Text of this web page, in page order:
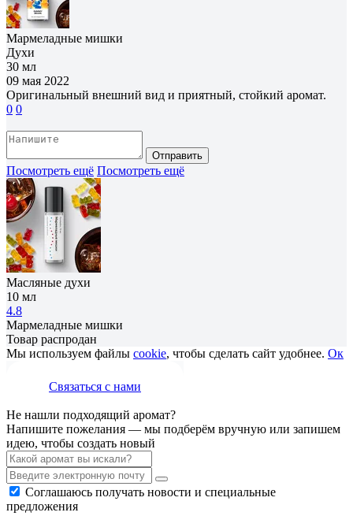
Мармеладные мишки
Духи
30 мл
09 мая 2022
Оригинальный внешний вид и приятный, стойкий аромат.
0 0
Отправить
Посмотреть ещё Посмотреть ещё
Масляные духи
10 мл
4.8
Мармеладные мишки
Товар распродан
Мы используем файлы cookie, чтобы сделать сайт удобнее. Ок
Связаться с нами
Не нашли подходящий аромат?
Напишите пожелания — мы подберём вручную или запишем
идею, чтобы создать новый
Соглашаюсь получать новости и специальные
предложения